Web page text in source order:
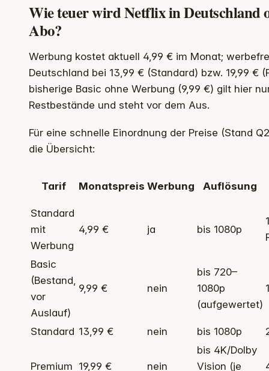
Wie teuer wird Netflix in Deutschland
Abo?
Werbung kostet aktuell 4,99 € im Monat;
Deutschland bei 13,99 € (Standard) bzw. 19,99 €
bisherige Basic ohne Werbung (9,99 €) gilt hier
Restbestände und steht vor dem Aus.
Für eine schnelle Einordnung der Preise (Stand
die Übersicht:
Tarif Monatspreis Werbung Auflösung
Standard
mit
Werbung
4,99 € ja bis 1080p
Basic
(Bestand,
vor
Auslauf)
9,99 € nein
bis 720–
1080p
(aufgewertet)
1
Standard 13,99 € nein bis 1080p
Premium 19,99 € nein
bis 4K/Dolby
Vision (je